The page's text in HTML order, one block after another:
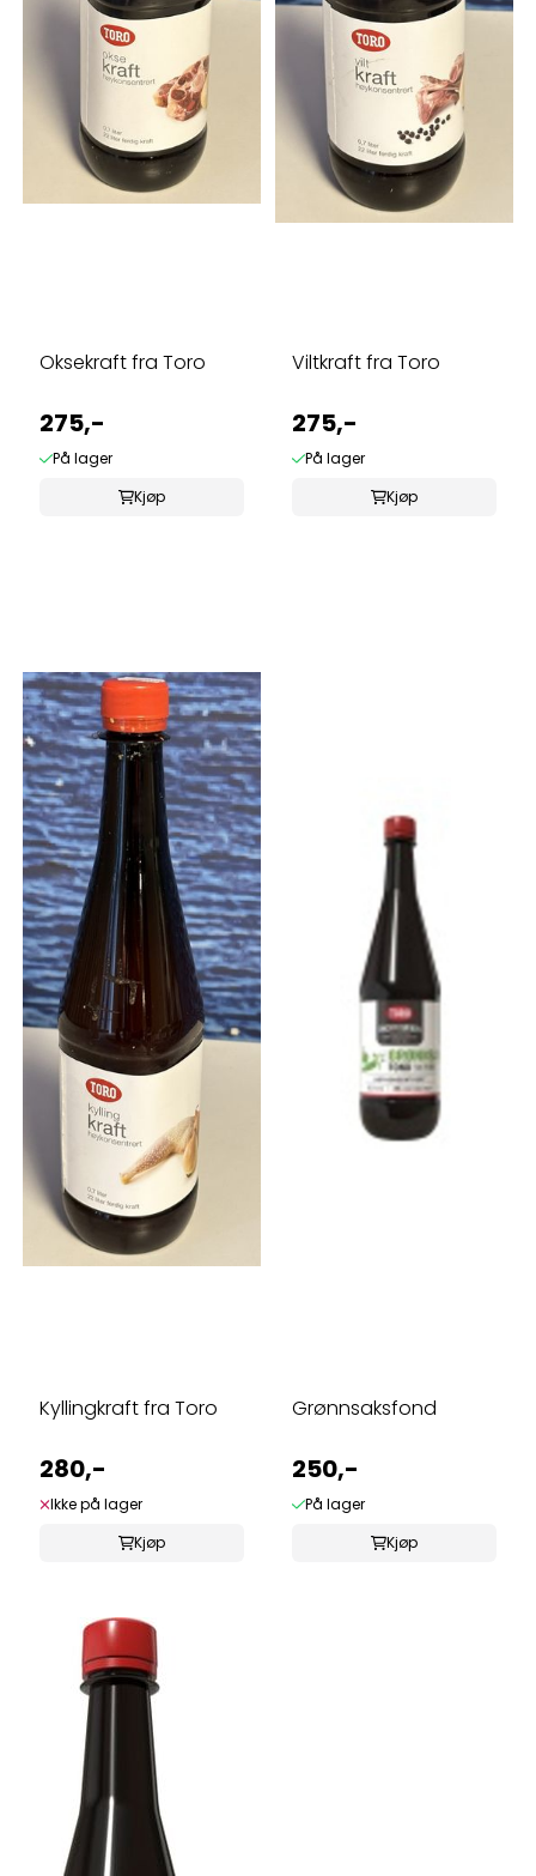
Oksekraft fra Toro
275,-
På lager
Kjøp
Viltkraft fra Toro
275,-
På lager
Kjøp
Kyllingkraft fra Toro
280,-
Ikke på lager
Kjøp
Grønnsaksfond
250,-
På lager
Kjøp